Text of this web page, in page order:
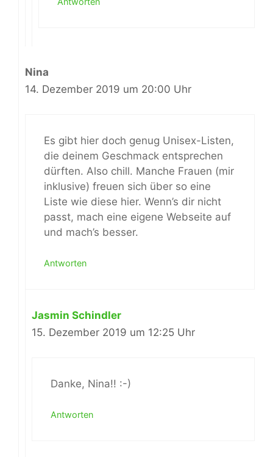
Nina
14. Dezember 2019 um 20:00 Uhr
Es gibt hier doch genug Unisex-Listen,
die deinem Geschmack entsprechen
dürften. Also chill. Manche Frauen (mir
inklusive) freuen sich über so eine
Liste wie diese hier. Wenn’s dir nicht
passt, mach eine eigene Webseite auf
und mach’s besser.
Antworten
Jasmin Schindler
15. Dezember 2019 um 12:25 Uhr
Danke, Nina!! :-)
Antworten